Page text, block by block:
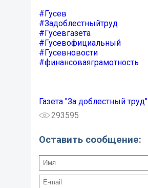
#Гусев
#Задоблестныйтруд
#Гусевгазета
#Гусевофициальный
#Гусевновости
#финансоваяграмотность
Газета "За доблестный труд"
293595
Оставить сообщение: